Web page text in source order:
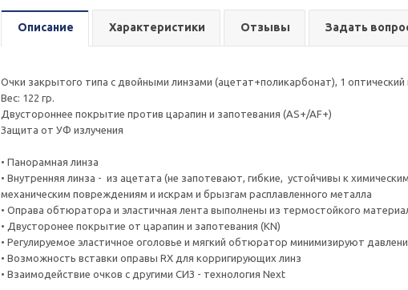
Описание Характеристики Отзывы Задать
Очки закрытого типа с двойными линзами (ацетат+поликарбонат), 1 оптический
Вес: 122 гр.
Двустороннее покрытие против царапин и запотевания (AS+/AF+)
Защита от УФ излучения
• Панорамная линза
• Внутренняя линза - из ацетата (не запотевают, гибкие, устойчивы к
механическим повреждениям и искрам и брызгам расплавленного металла
• Оправа обтюратора и эластичная лента выполнены из термостойкого
• Двусторонее покрытие от царапин и запотевания (KN)
• Регулируемое эластичное оголовье и мягкий обтюратор минимизируют
• Возможность вставки оправы RX для корригирующих линз
• Взаимодействие очков с другими СИЗ - технология Next